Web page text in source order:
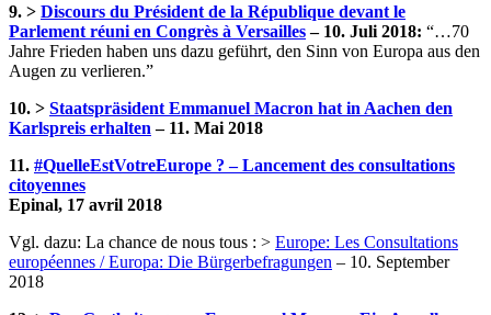
9. > Discours du Président de la République devant le
Parlement réuni en Congrès à Versailles– 10. Juli 2018: “…70
Jahre Frieden haben uns dazu geführt, den Sinn von Europa aus den
Augen zu verlieren.”
10. > Staatspräsident Emmanuel Macron hat in Aachen den
Karlspreis erhalten – 11. Mai 2018
11. #QuelleEstVotreEurope ? – Lancement des consultations
citoyennes
Epinal, 17 avril 2018
Vgl. dazu: La chance de nous tous : > Europe: Les Consultations
européennes / Europa: Die Bürgerbefragungen – 10. September
2018